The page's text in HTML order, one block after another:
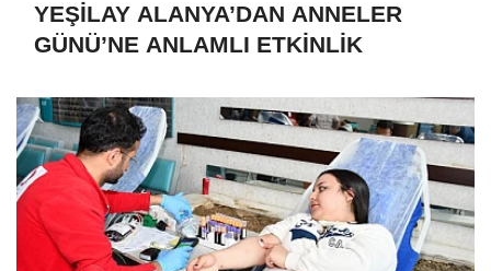
YEŞİLAY ALANYA’DAN ANNELER
GÜNÜ’NE ANLAMLI ETKİNLİK